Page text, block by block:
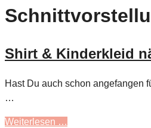
Shirt & Kinderkleid
Hast Du auch schon angefangen
…
Weiterlesen …